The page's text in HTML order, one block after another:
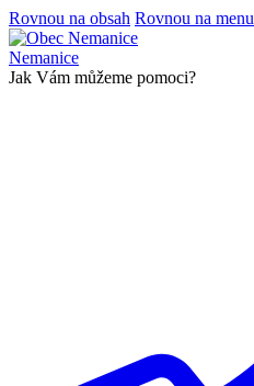
Rovnou na obsah Rovnou na menu
Nemanice
Jak Vám můžeme pomoci?